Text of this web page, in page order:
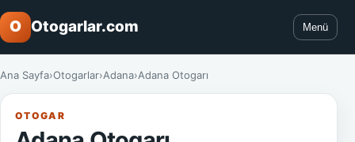
O Otogarlar.com Menü
Ana Sayfa›Otogarlar›Adana›Adana Otogarı
OTOGAR